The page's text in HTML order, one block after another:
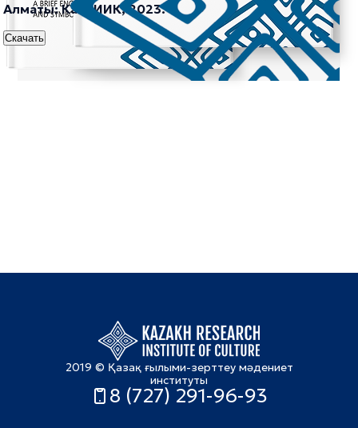
Алматы: КазНИИК, 2023.
Скачать
2019 © Қазақ ғылыми-зерттеу мәдениет
институты
8 (727) 291-96-93